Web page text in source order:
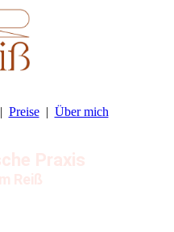
Preise Über mich
Praxis
Reiß